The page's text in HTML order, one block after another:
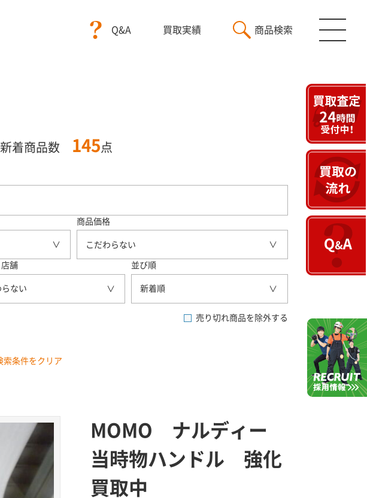
Q&A 買取実績 商品検索
新着商品数 145 点
商品価格
こだわらない
舗
らない
並び順
新着順
売り切れ商品を除外する
索条件をクリア
MOMO ナルディー
当時物ハンドル 強化
買取中